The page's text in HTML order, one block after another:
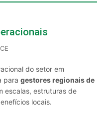
do setor em
para gestores regionais de
escalas, estruturas de
locais.